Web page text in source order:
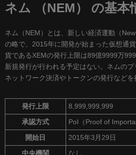
ネム （NEM） の基本
ネム（NEM）とは、新しい経済運動（
の略で、2015年に開発が始まった仮想通
貨であるXEMの発行上限は89億9999万
新規発行が行われる予定はない。ネムのプ
ネットワーク決済やトークンの発行などを
発行上限
8,999,999,999
承認方式
PoI（Proof of
開始日
2015年3月29日
中央機関
なし